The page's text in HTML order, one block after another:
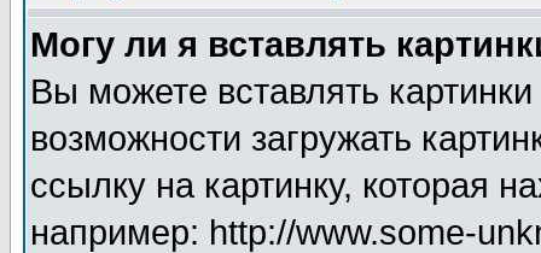
Могу ли я вставлять
Вы можете вставлять
возможности загружать
ссылку на картинку, которая
например: http://www.some-